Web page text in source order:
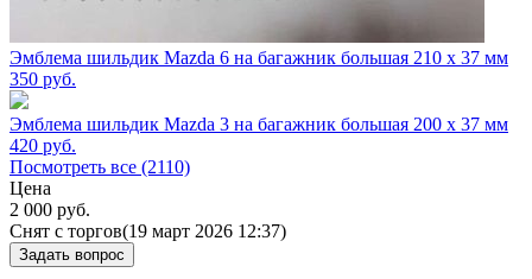
Эмблема шильдик Mazda 6 на багажник большая 210 х 37 мм
350 руб.
Эмблема шильдик Mazda 3 на багажник большая 200 х 37 мм
420 руб.
Посмотреть все (2110)
Цена
2 000 руб.
Снят с торгов(19 март 2026 12:37)
Задать вопрос